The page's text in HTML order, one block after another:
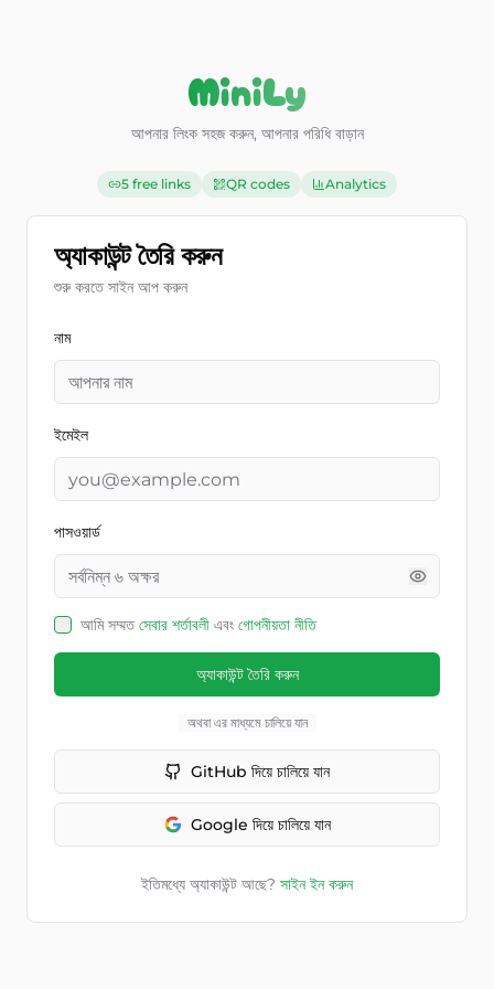
MiniLy
আপনার লিংক সহজ করুন, আপনার পরিধি বাড়ান
5 free links QR codes Analytics
অ্যাকাউন্ট তৈরি করুন
শুরু করতে সাইন আপ করুন
নাম
ইমেইল
পাসওয়ার্ড
আমি সম্মত সেবার শর্তাবলী এবং গোপনীয়তা নীতি
অ্যাকাউন্ট তৈরি করুন
অথবা এর মাধ্যমে চালিয়ে যান
GitHub দিয়ে চালিয়ে যান
Google দিয়ে চালিয়ে যান
ইতিমধ্যে অ্যাকাউন্ট আছে? সাইন ইন করুন